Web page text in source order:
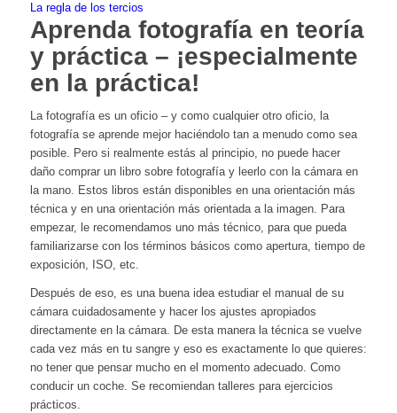
La regla de los tercios
Aprenda fotografía en teoría
y práctica – ¡especialmente
en la práctica!
La fotografía es un oficio – y como cualquier otro oficio, la
fotografía se aprende mejor haciéndolo tan a menudo como sea
posible. Pero si realmente estás al principio, no puede hacer
daño comprar un libro sobre fotografía y leerlo con la cámara en
la mano. Estos libros están disponibles en una orientación más
técnica y en una orientación más orientada a la imagen. Para
empezar, le recomendamos uno más técnico, para que pueda
familiarizarse con los términos básicos como apertura, tiempo de
exposición, ISO, etc.
Después de eso, es una buena idea estudiar el manual de su
cámara cuidadosamente y hacer los ajustes apropiados
directamente en la cámara. De esta manera la técnica se vuelve
cada vez más en tu sangre y eso es exactamente lo que quieres:
no tener que pensar mucho en el momento adecuado. Como
conducir un coche. Se recomiendan talleres para ejercicios
prácticos.